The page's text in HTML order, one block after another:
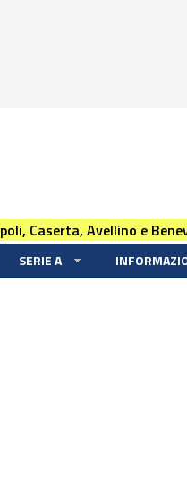
Caserta, Avellino e
SERIE A